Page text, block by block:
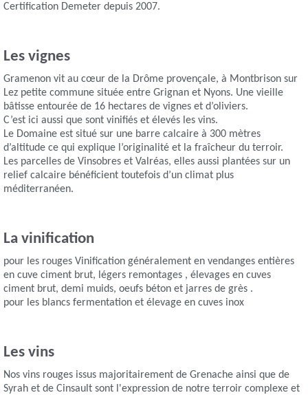
Certification Demeter depuis 2007.
Les vignes
Gramenon vit au cœur de la Drôme provençale, à Montbrison sur
Lez petite commune située entre Grignan et Nyons. Une vieille
bâtisse entourée de 16 hectares de vignes et d’oliviers.
C’est ici aussi que sont vinifiés et élevés les vins.
Le Domaine est situé sur une barre calcaire à 300 mètres
d’altitude ce qui explique l’originalité et la fraîcheur du terroir.
Les parcelles de Vinsobres et Valréas, elles aussi plantées sur un
relief calcaire bénéficient toutefois d’un climat plus
méditerranéen.
La vinification
pour les rouges Vinification généralement en vendanges entières
en cuve ciment brut, légers remontages , élevages en cuves
ciment brut, demi muids, oeufs béton et jarres de grès .
pour les blancs fermentation et élevage en cuves inox
Les vins
Nos vins rouges issus majoritairement de Grenache ainsi que de
Syrah et de Cinsault sont l'expression de notre terroir complexe et